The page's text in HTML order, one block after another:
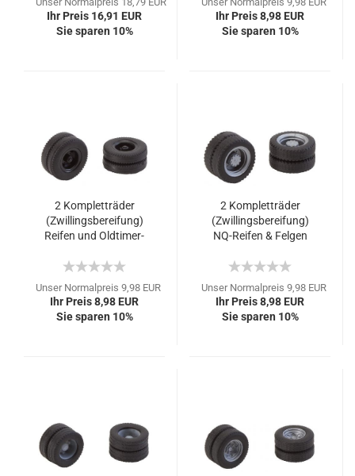
Ihr Preis 16,91 EUR
Sie sparen 10%
Ihr Preis 8,98 EUR
Sie sparen 10%
2 Kompletträder
(Zwillingsbereifung)
Reifen und Oldtimer-
Unser Normalpreis 9,98 EUR
Ihr Preis 8,98 EUR
Sie sparen 10%
2 Kompletträder
(Zwillingsbereifung)
NQ-Reifen & Felgen
Unser Normalpreis 9,98 EUR
Ihr Preis 8,98 EUR
Sie sparen 10%